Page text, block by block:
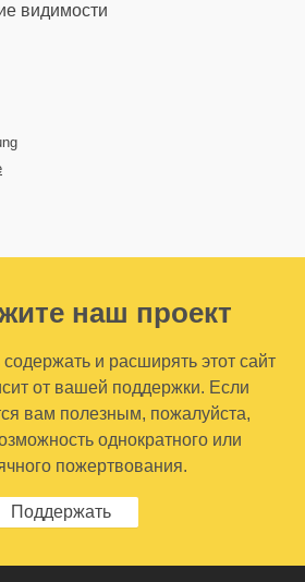
видимости
наш проект
и расширять этот сайт
от вашей поддержки. Если
вам полезным, пожалуйста,
однократного или
пожертвования.
Поддержать